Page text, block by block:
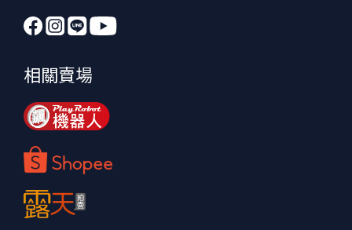
相關賣場